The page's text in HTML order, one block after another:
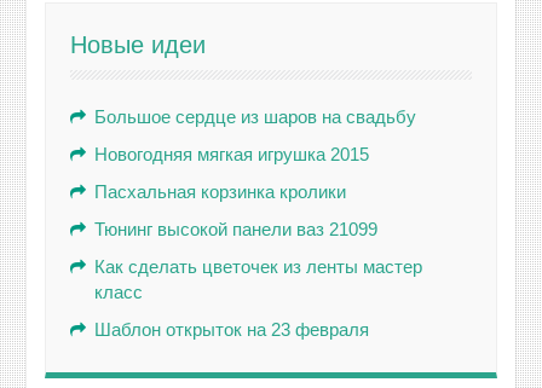
Новые идеи
Большое сердце из шаров на свадьбу
Новогодняя мягкая игрушка 2015
Пасхальная корзинка кролики
Тюнинг высокой панели ваз 21099
Как сделать цветочек из ленты мастер
класс
Шаблон открыток на 23 февраля